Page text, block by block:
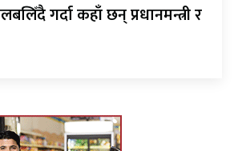
गर्दा कहाँ छन् प्रधानमन्त्री र